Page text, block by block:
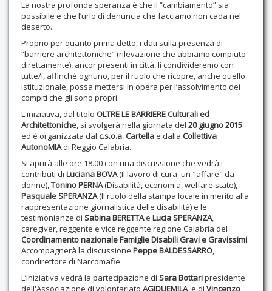
La nostra profonda speranza è che il “cambiamento” sia
possibile e che l’urlo di denuncia che facciamo non cada nel
deserto.
Proprio per quanto prima detto, i dati sulla presenza di
“barriere architettoniche” (rilevazione che abbiamo compiuto
direttamente), ancor presenti in città, li condivideremo con
tutte/i, affinché ognuno, per il ruolo che ricopre, anche quello
istituzionale, possa mettersi in opera per l’assolvimento dei
compiti che gli sono propri.
L'iniziativa, dal titolo OLTRE LE BARRIERE Culturali ed
Architettoniche, si svolgerà nella giornata del 20 giugno 2015
ed è organizzata dal c.s.o.a. Cartellae dalla Collettiva
AutonoMIAdi Reggio Calabria.
Si aprirà alle ore 18.00 con una discussione che vedrà i
contributi di Luciana BOVA(Il lavoro di cura: un "affare" da
donne),Tonino PERNA(Disabilità, economia, welfare state),
Pasquale SPERANZA(Il ruolo della stampa locale in merito alla
rappresentazione giornalistica delle disabilità) e le
testimonianze di Sabina BERETTAe Lucia SPERANZA,
caregiver, reggente e vice reggente regione Calabria del
Coordinamento nazionale Famiglie Disabili Gravi e Gravissimi.
Accompagnerà la discussione Peppe BALDESSARRO,
condirettore di Narcomafie.
L’iniziativa vedrà la partecipazione di Sara Bottaripresidente
dell'Associazione di volontariato AGIDUEMILA, e di Vincenzo